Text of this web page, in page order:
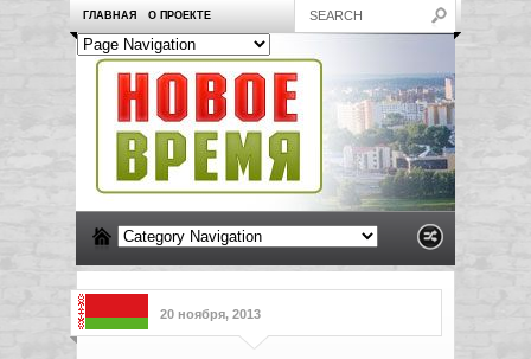
ГЛАВНАЯ О ПРОЕКТЕ
20 ноября, 2013